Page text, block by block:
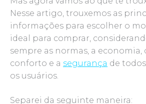
Nesse artigo, trouxemos as
informações para escolher o
ideal para comprar,
sempre as normas, a economia,
conforto e a segurança de todos
os usuários.
Separei da seguinte maneira: